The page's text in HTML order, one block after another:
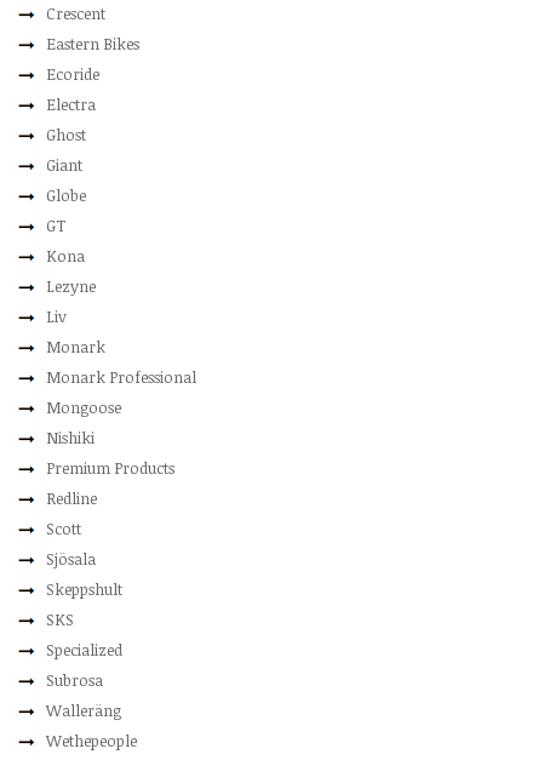
Crescent
Eastern Bikes
Ecoride
Electra
Ghost
Giant
Globe
GT
Kona
Lezyne
Liv
Monark
Monark Professional
Mongoose
Nishiki
Premium Products
Redline
Scott
Sjösala
Skeppshult
SKS
Specialized
Subrosa
Walleräng
Wethepeople